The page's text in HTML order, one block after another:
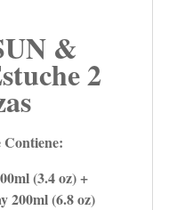
&
2
Contiene:
(3.4 oz) +
200ml (6.8 oz)